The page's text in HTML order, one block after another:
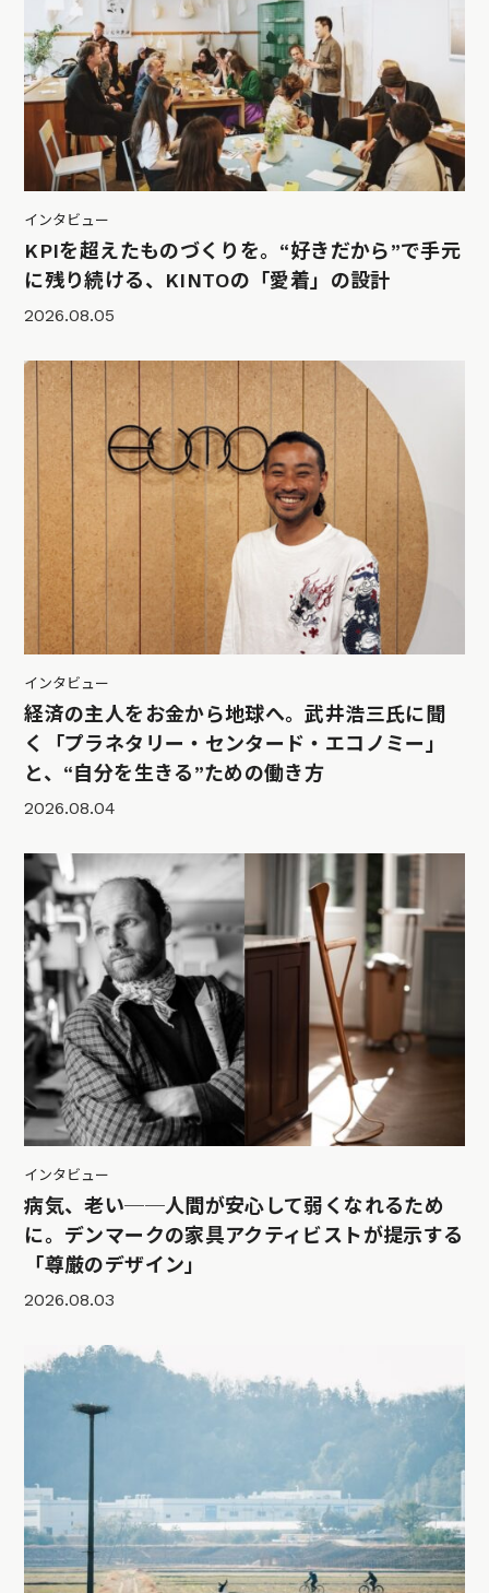
インタビュー
KPIを超えたものづくりを。“好きだから”で手元
に残り続ける、KINTOの「愛着」の設計
2026.08.05
インタビュー
経済の主人をお金から地球へ。武井浩三氏に聞
く「プラネタリー・センタード・エコノミー」
と、“自分を生きる”ための働き方
2026.08.04
インタビュー
病気、老い──人間が安心して弱くなれるため
に。デンマークの家具アクティビストが提示する
「尊厳のデザイン」
2026.08.03